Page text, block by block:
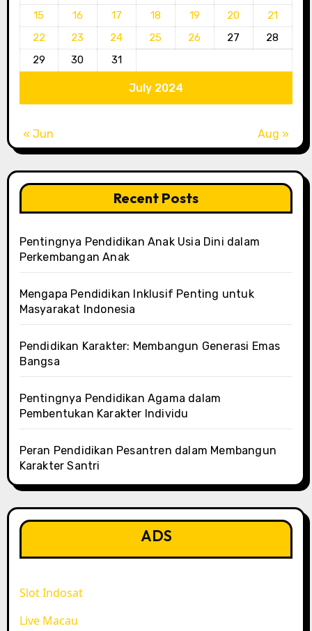
July 2024
15
16 17 18 19 20
21
22
23 24 25 26 27
28
29
30 31
« Jun Aug »
Recent Posts
Pentingnya Pendidikan Anak Usia Dini dalam
Perkembangan Anak
Mengapa Pendidikan Inklusif Penting untuk
Masyarakat Indonesia
Pendidikan Karakter: Membangun Generasi Emas
Bangsa
Pentingnya Pendidikan Agama dalam
Pembentukan Karakter Individu
Peran Pendidikan Pesantren dalam Membangun
Karakter Santri
ADS
Slot Indosat
Live Macau